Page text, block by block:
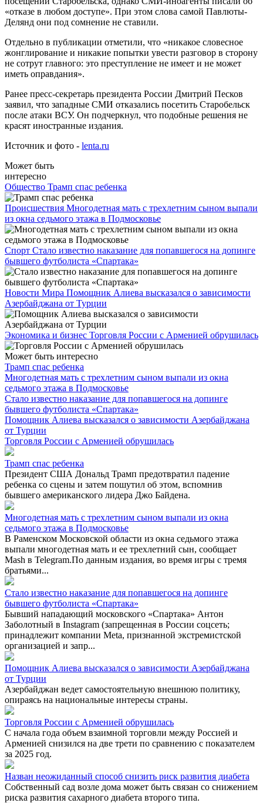
«отказе в любом доступе». При этом слова самой Павлюты-
Делянд они под сомнение не ставили.
Отдельно в публикации отметили, что «никакое словесное
жонглирование и никакие попытки увести разговор в сторону
не сотрут главного: это преступление не имеет и не может
иметь оправдания».
Ранее пресс-секретарь президента России Дмитрий Песков
заявил, что западные СМИ отказались посетить Старобельск
после атаки ВСУ. Он подчеркнул, что подобные решения не
красят иностранные издания.
Источник и фото - lenta.ru
Может быть
интересно
Общество Трамп спас ребенка
Происшествия Многодетная мать с трехлетним сыном выпали
из окна седьмого этажа в Подмосковье
Спорт Стало известно наказание для попавшегося на допинге
бывшего футболиста «Спартака»
Новости Мира Помощник Алиева высказался о зависимости
Азербайджана от Турции
Экономика и бизнес Торговля России с Арменией обрушилась
Может быть интересно
Трамп спас ребенка
Многодетная мать с трехлетним сыном выпали из окна
седьмого этажа в Подмосковье
Стало известно наказание для попавшегося на допинге
бывшего футболиста «Спартака»
Помощник Алиева высказался о зависимости Азербайджана
от Турции
Торговля России с Арменией обрушилась
Трамп спас ребенка
Президент США Дональд Трамп предотвратил падение
ребенка со сцены и затем пошутил об этом, вспомнив
бывшего американского лидера Джо Байдена.
Многодетная мать с трехлетним сыном выпали из окна
седьмого этажа в Подмосковье
В Раменском Московской области из окна седьмого этажа
выпали многодетная мать и ее трехлетний сын, сообщает
Mash в Telegram.По данным издания, во время игры с тремя
братьями...
Стало известно наказание для попавшегося на допинге
бывшего футболиста «Спартака»
Бывший нападающий московского «Спартака» Антон
Заболотный в Instagram (запрещенная в России соцсеть;
принадлежит компании Meta, признанной экстремистской
организацией и запр...
Помощник Алиева высказался о зависимости Азербайджана
от Турции
Азербайджан ведет самостоятельную внешнюю политику,
опираясь на национальные интересы страны.
Торговля России с Арменией обрушилась
С начала года объем взаимной торговли между Россией и
Арменией снизился на две трети по сравнению с показателем
за 2025 год.
Назван неожиданный способ снизить риск развития диабета
Собственный сад возле дома может быть связан со снижением
риска развития сахарного диабета второго типа.